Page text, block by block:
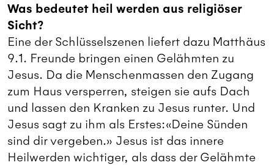
Was bedeutet heil werden aus religiöser
Sicht?
Eine der Schlüsselszenen liefert dazu Matthäus
9.1. Freunde bringen einen Gelähmten zu
Jesus. Da die Menschenmassen den Zugang
zum Haus versperren, steigen sie aufs Dach
und lassen den Kranken zu Jesus runter. Und
Jesus sagt zu ihm als Erstes:«Deine Sünden
sind dir vergeben.» Jesus ist das innere
Heilwerden wichtiger, als dass der Gelähmte